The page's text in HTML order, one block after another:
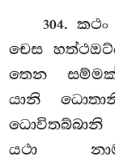
304.
චෙස
තෙන
යානි
යථා